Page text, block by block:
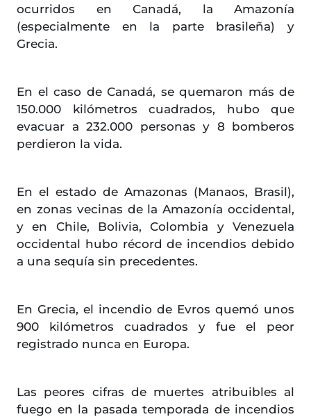
ocurridos en Canadá, la Amazonía
(especialmente en la parte brasileña) y
Grecia.
En el caso de Canadá, se quemaron más de
150.000 kilómetros cuadrados, hubo que
evacuar a 232.000 personas y 8 bomberos
perdieron la vida.
En el estado de Amazonas (Manaos, Brasil),
en zonas vecinas de la Amazonía occidental,
y en Chile, Bolivia, Colombia y Venezuela
occidental hubo récord de incendios debido
a una sequía sin precedentes.
En Grecia, el incendio de Evros quemó unos
900 kilómetros cuadrados y fue el peor
registrado nunca en Europa.
Las peores cifras de muertes atribuibles al
fuego en la pasada temporada de incendios